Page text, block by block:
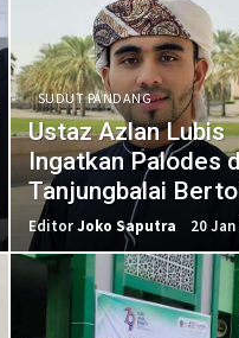
SUDUT PANDANG
Ustaz Azlan Lubis
Ingatkan Palodes
Tanjungbalai
EditorJoko Saputra 20 Jan